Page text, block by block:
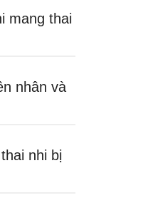
mang thai
nhân và
nhi bị